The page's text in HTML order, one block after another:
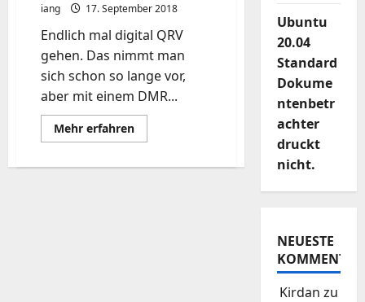
iang 17. September 2018
Endlich mal digital QRV
gehen. Das nimmt man
sich schon so lange vor,
aber mit einem DMR...
Mehr erfahrenMehr
Informationen
Open
Ubuntu
20.04
Standard
Dokume
ntenbetr
achter
druckt
nicht.
NEUESTE
Kirdan zu